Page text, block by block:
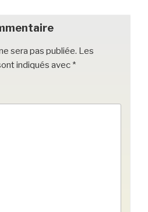
sera pas publiée. Les
indiqués avec *